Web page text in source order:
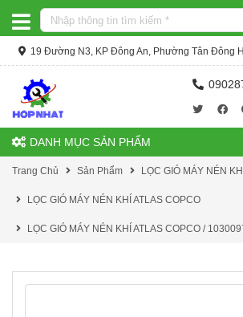
19 Đường N3, KP Đông An, Phường Tân Đông
DANH MỤC SẢN PHẨM
Trang Chủ Sản Phẩm LỌC GIÓ MÁY NÉN KHÍ
LỌC GIÓ MÁY NÉN KHÍ ATLAS COPCO
LỌC GIÓ MÁY NÉN KHÍ ATLAS COPCO /